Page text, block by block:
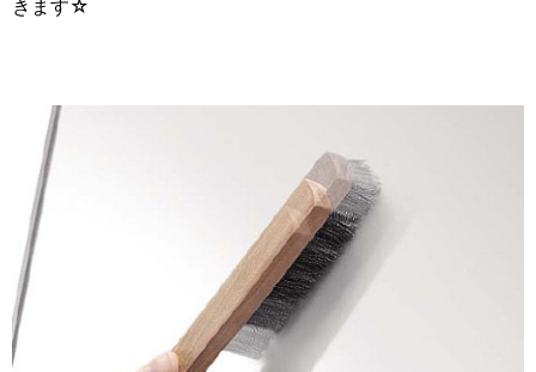
きます☆